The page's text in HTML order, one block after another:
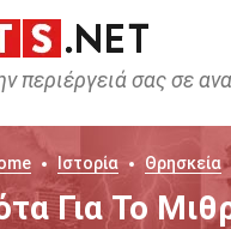
περιέργειά σας σε
Ιστορία Θρησκεία
Για Το